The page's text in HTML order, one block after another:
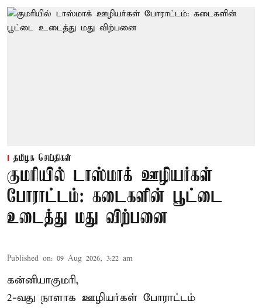
தமிழக செய்திகள்
குமரியில் டாஸ்மாக் ஊழியர்கள்
போராட்டம்: கடைகளின் பூட்டை
உடைத்து மது விற்பனை
Published on: 09 Aug 2026, 3:22 am
கன்னியாகுமரி,
2-வது நாளாக ஊழியர்கள் போராட்டம்